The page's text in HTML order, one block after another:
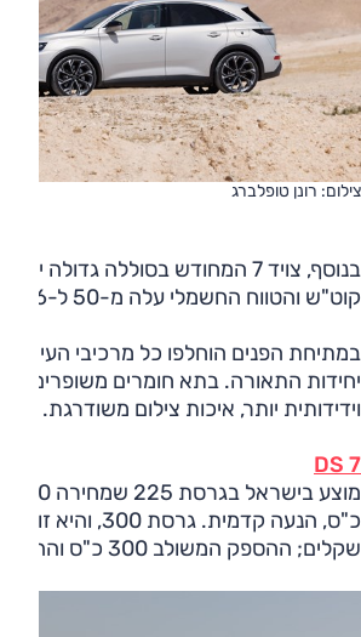
צילום: רונן טופלברג
קוט"ש והטווח החשמלי עלה מ-50 ל-66 ק"מ (58 ק"מ ב-360).
במתיחת הפנים הוחלפו כל מרכיבי העיצוב
יחידות התאורה. בתא חומרים משופרים,
וידידותית יותר, איכות צילום משודרגת.
DS 7
שקלים; ההספק המשולב 300 כ"ס וההנעה כפולה.